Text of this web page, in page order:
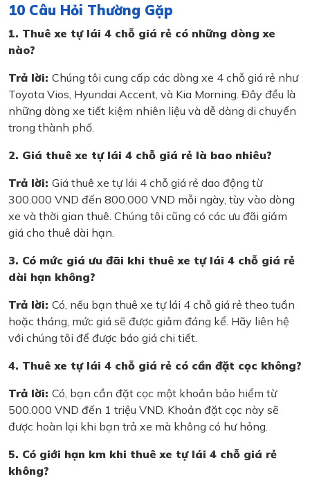
10 Câu Hỏi Thường Gặp
1. Thuê xe tự lái 4 chỗ giá rẻ có những dòng xe
nào?
Trả lời: Chúng tôi cung cấp các dòng xe 4 chỗ giá rẻ như
Toyota Vios, Hyundai Accent, và Kia Morning. Đây đều là
những dòng xe tiết kiệm nhiên liệu và dễ dàng di chuyển
trong thành phố.
2. Giá thuê xe tự lái 4 chỗ giá rẻ là bao nhiêu?
Trả lời: Giá thuê xe tự lái 4 chỗ giá rẻ dao động từ
300.000 VND đến 800.000 VND mỗi ngày, tùy vào dòng
xe và thời gian thuê. Chúng tôi cũng có các ưu đãi giảm
giá cho thuê dài hạn.
3. Có mức giá ưu đãi khi thuê xe tự lái 4 chỗ giá rẻ
dài hạn không?
Trả lời: Có, nếu bạn thuê xe tự lái 4 chỗ giá rẻ theo tuần
hoặc tháng, mức giá sẽ được giảm đáng kể. Hãy liên hệ
với chúng tôi để được báo giá chi tiết.
4. Thuê xe tự lái 4 chỗ giá rẻ có cần đặt cọc không?
Trả lời: Có, bạn cần đặt cọc một khoản bảo hiểm từ
500.000 VND đến 1 triệu VND. Khoản đặt cọc này sẽ
được hoàn lại khi bạn trả xe mà không có hư hỏng.
5. Có giới hạn km khi thuê xe tự lái 4 chỗ giá rẻ
không?